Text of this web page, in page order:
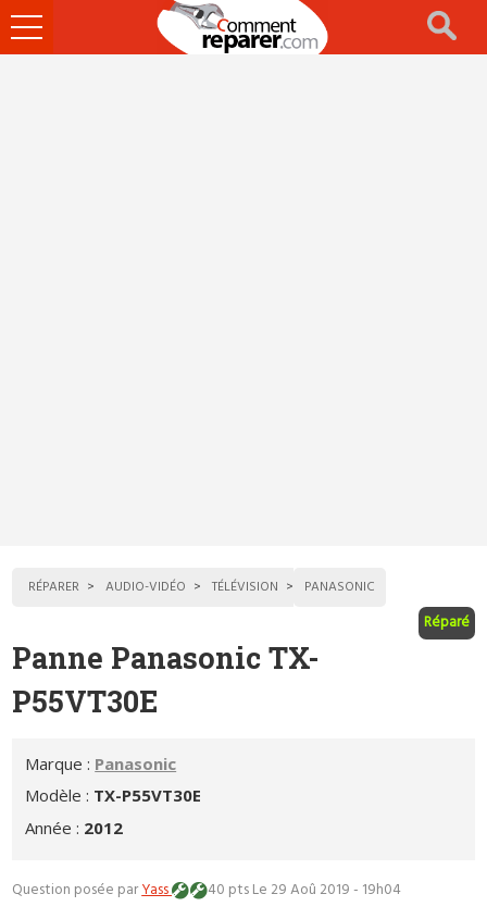
Ouvrir
le
RÉPARER AUDIO-VIDÉO TÉLÉVISION PANASONIC
Réparé
Panne Panasonic TX-
P55VT30E
Marque : Panasonic
Modèle : TX-P55VT30E
Année : 2012
Question posée parYass 40 ptsLe 29 Aoû 2019 - 19h04